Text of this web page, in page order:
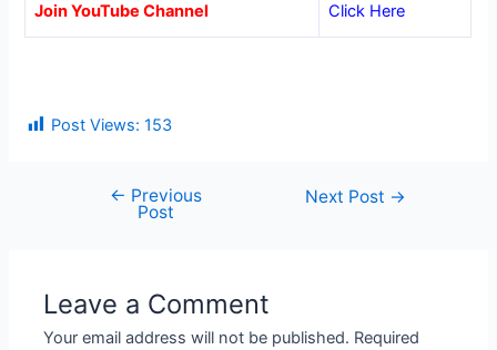
Join YouTube Channel Click Here
Post Views: 153
navigation
← Previous
Post
Next Post →
Leave a Comment
Your email address will not be published. Required